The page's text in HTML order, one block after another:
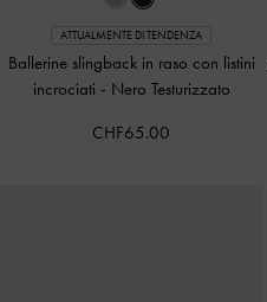
ATTUALMENTE DI TENDENZA
Ballerine slingback in raso con listini
incrociati - Nero Testurizzato
CHF65.00